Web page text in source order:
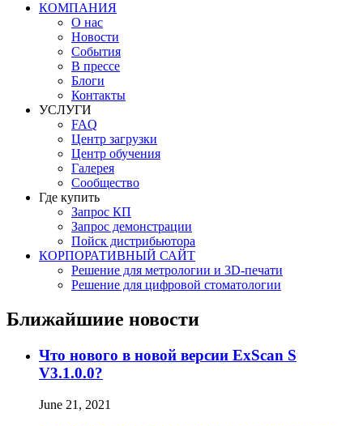
КОМПАНИЯ
О нас
Новости
События
В прессе
Блоги
Контакты
УСЛУГИ
FAQ
Центр загрузки
Центр обучения
Галерея
Сообщество
Где купить
Запрос КП
Запрос демонстрации
Пойск дистрибьютора
КОРПОРАТИВНЫЙ САЙТ
Решение для метрологии и 3D-печати
Решение для цифровой стоматологии
Ближайшиие новости
Что нового в новой версии ExScan S
V3.1.0.0?
June 21, 2021